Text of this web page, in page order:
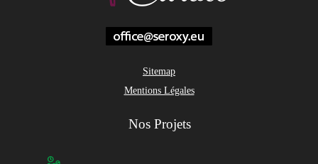
Sitemap
Mentions Légales
Nos Projets